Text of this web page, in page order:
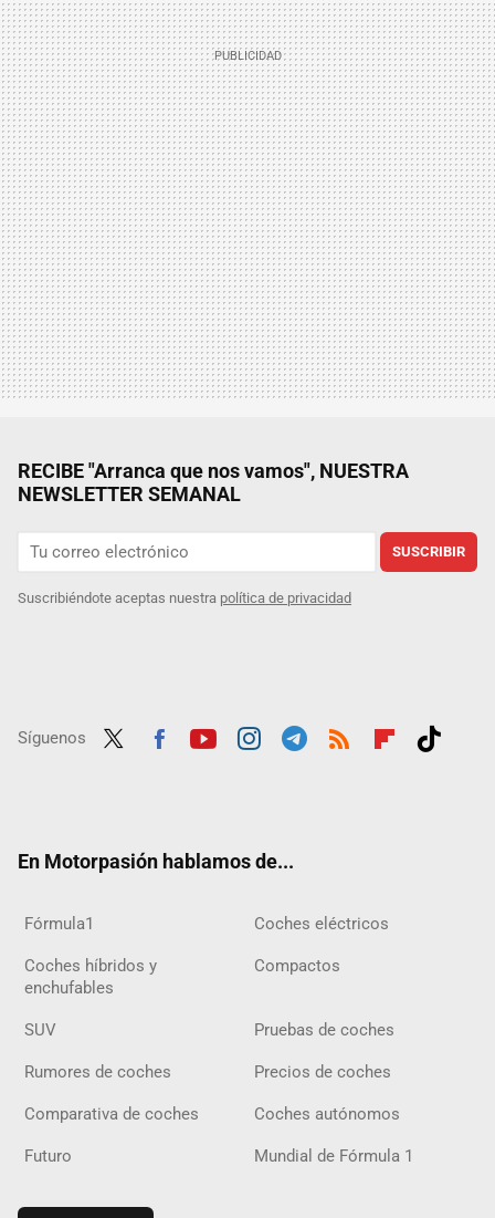
RECIBE "Arranca que nos vamos", NUESTRA
NEWSLETTER SEMANAL
SUSCRIBIR
Suscribiéndote aceptas nuestra política de privacidad
Síguenos
En Motorpasión hablamos de...
Fórmula1 Coches eléctricos
Coches híbridos y
enchufables
Compactos
SUV Pruebas de coches
Rumores de coches Precios de coches
Comparativa de coches Coches autónomos
Futuro Mundial de Fórmula 1